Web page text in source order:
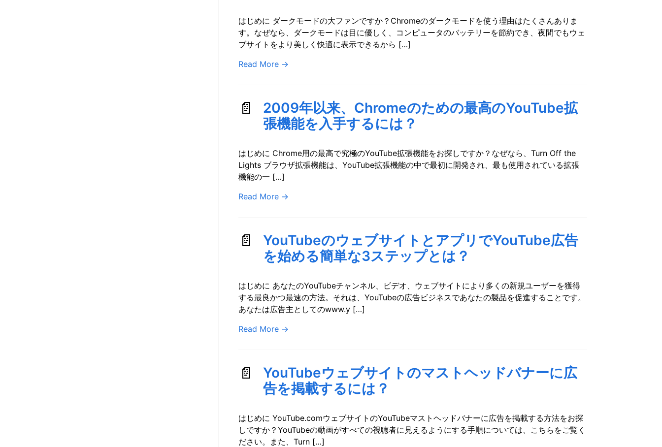
はじめに ダークモードの大ファンですか？Chromeのダークモードを使う理由はたくさんありま
す。なぜなら、ダークモードは目に優しく、コンピュータのバッテリーを節約でき、夜間でもウェ
ブサイトをより美しく快適に表示できるから […]
Read More →
2009年以来、Chromeのための最高のYouTube拡
張機能を入手するには？
はじめに Chrome用の最高で究極のYouTube拡張機能をお探しですか？なぜなら、Turn Off the
Lights ブラウザ拡張機能は、YouTube拡張機能の中で最初に開発され、最も使用されている拡張
機能の一 […]
Read More →
YouTubeのウェブサイトとアプリでYouTube広告
を始める簡単な3ステップとは？
はじめに あなたのYouTubeチャンネル、ビデオ、ウェブサイトにより多くの新規ユーザーを獲得
する最良かつ最速の方法。それは、YouTubeの広告ビジネスであなたの製品を促進することです。
あなたは広告主としてのwww.y […]
Read More →
YouTubeウェブサイトのマストヘッドバナーに広
告を掲載するには？
はじめに YouTube.comウェブサイトのYouTubeマストヘッドバナーに広告を掲載する方法をお探
しですか？YouTubeの動画がすべての視聴者に見えるようにする手順については、こちらをご覧く
ださい。また、Turn […]